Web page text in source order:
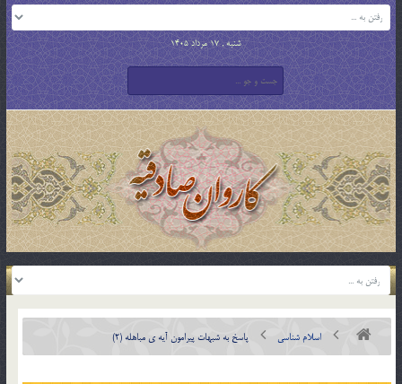
شنبه , 17 مرداد 1405
اسلام شناسی پاسخ به شبهات پیرامون آیه ی مباهله (2)